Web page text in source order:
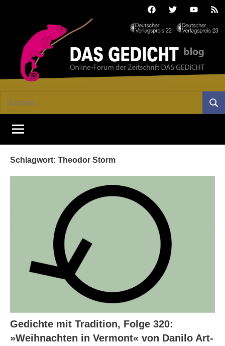
FacebookTwitterYoutube
GEDICHT
blog
Forum
von
DAS
Suchen
Schlagwort: Theodor Storm
Gedichte mit Tradition, Folge 320:
»Weihnachten in Vermont« von Danilo Art-